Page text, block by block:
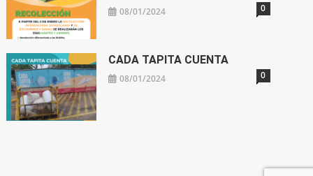
08/01/2024 0
CADA TAPITA CUENTA
08/01/2024 0